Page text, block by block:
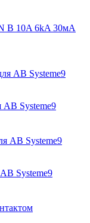
B 10A 6kA 30мА
АВ Systeme9
Systeme9